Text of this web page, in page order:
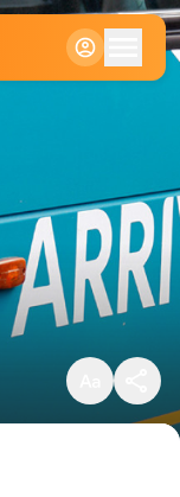
Klein
Standaard
Groot